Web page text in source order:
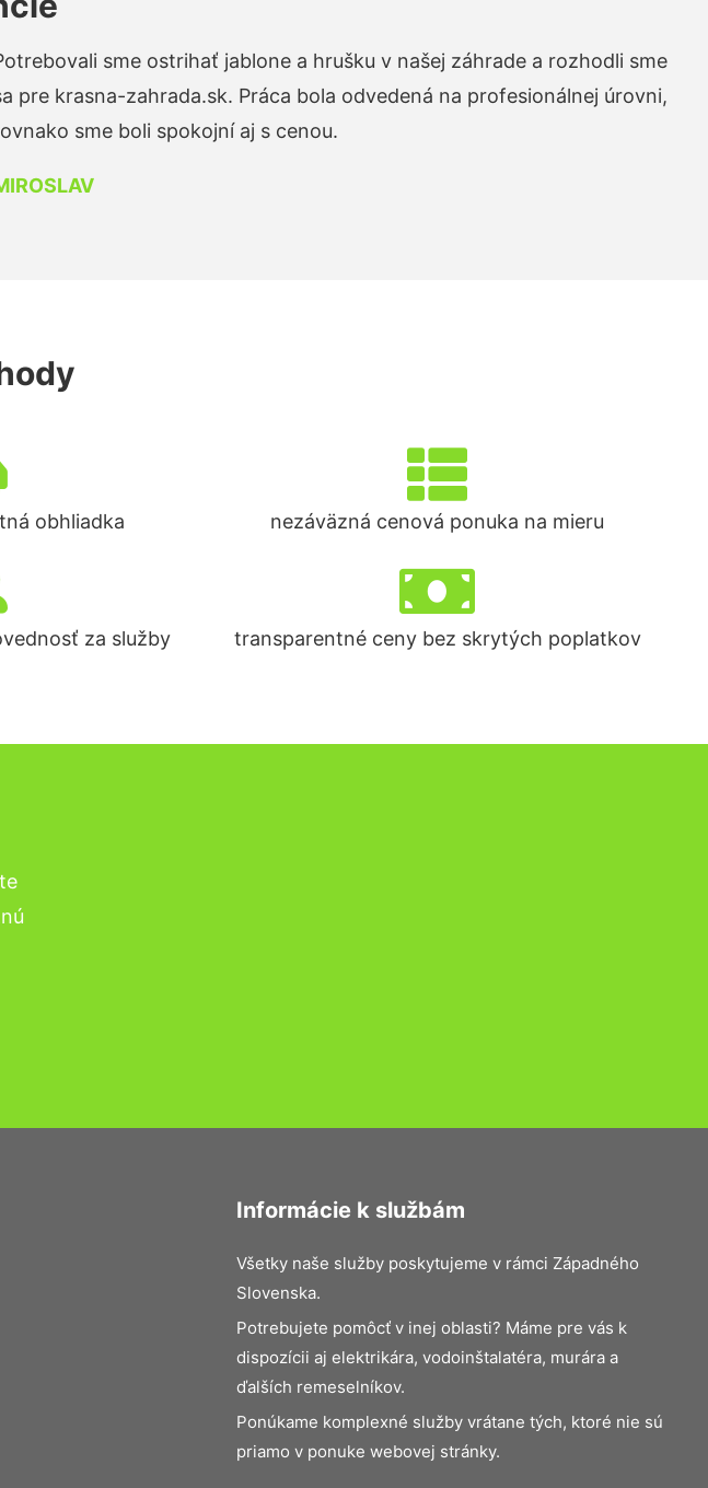
sme ostrihať jablone a hrušku v našej záhrade a rozhodli sme
pre krasna-zahrada.sk. Práca bola odvedená na profesionálnej úrovni,
sme boli spokojní aj s cenou.
obhliadka nezáväzná cenová ponuka na mieru
za služby transparentné ceny bez skrytých poplatkov
Informácie k službám
Všetky naše služby poskytujeme v rámci Západného
Slovenska.
Potrebujete pomôcť v inej oblasti? Máme pre vás k
dispozícii aj elektrikára, vodoinštalatéra, murára a
ďalších remeselníkov.
Ponúkame komplexné služby vrátane tých, ktoré nie sú
priamo v ponuke webovej stránky.